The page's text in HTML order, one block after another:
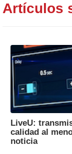
Artículos
LiveU:
calidad al
noticia